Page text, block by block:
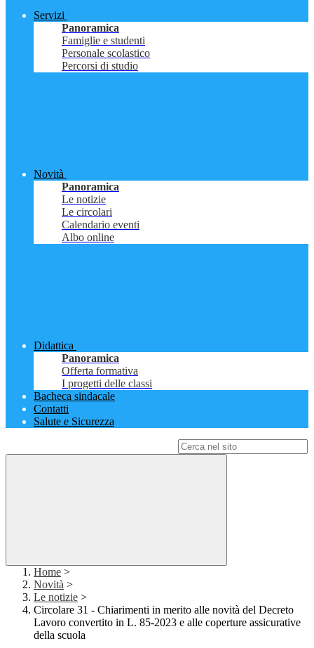
Servizi
Panoramica
Famiglie e studenti
Personale scolastico
Percorsi di studio
Novità
Panoramica
Le notizie
Le circolari
Calendario eventi
Albo online
Didattica
Panoramica
Offerta formativa
I progetti delle classi
Bacheca sindacale
Contatti
Salute e Sicurezza
Home >
Novità >
Le notizie >
Circolare 31 - Chiarimenti in merito alle novità del Decreto
Lavoro convertito in L. 85-2023 e alle coperture assicurative
della scuola